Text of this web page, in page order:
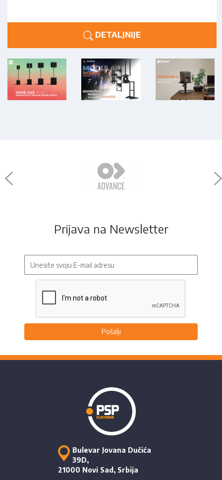
DETALJNIJE
Prijava na Newsletter
Pošalji
Bulevar Jovana Dučića
39D,
21000 Novi Sad, Srbija